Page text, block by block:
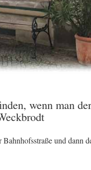
wenn man
und dann